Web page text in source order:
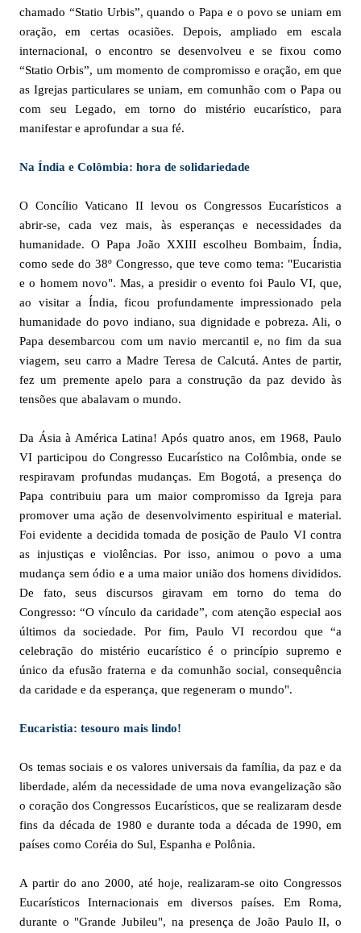
chamado “Statio Urbis”, quando o Papa e o povo se uniam em
oração, em certas ocasiões. Depois, ampliado em escala
internacional, o encontro se desenvolveu e se fixou como
“Statio Orbis”, um momento de compromisso e oração, em que
as Igrejas particulares se uniam, em comunhão com o Papa ou
com seu Legado, em torno do mistério eucarístico, para
manifestar e aprofundar a sua fé.
Na Índia e Colômbia: hora de solidariedade
O Concílio Vaticano II levou os Congressos Eucarísticos a
abrir-se, cada vez mais, às esperanças e necessidades da
humanidade. O Papa João XXIII escolheu Bombaim, Índia,
como sede do 38º Congresso, que teve como tema: "Eucaristia
e o homem novo". Mas, a presidir o evento foi Paulo VI, que,
ao visitar a Índia, ficou profundamente impressionado pela
humanidade do povo indiano, sua dignidade e pobreza. Ali, o
Papa desembarcou com um navio mercantil e, no fim da sua
viagem, seu carro a Madre Teresa de Calcutá. Antes de partir,
fez um premente apelo para a construção da paz devido às
tensões que abalavam o mundo.
Da Ásia à América Latina! Após quatro anos, em 1968, Paulo
VI participou do Congresso Eucarístico na Colômbia, onde se
respiravam profundas mudanças. Em Bogotá, a presença do
Papa contribuiu para um maior compromisso da Igreja para
promover uma ação de desenvolvimento espiritual e material.
Foi evidente a decidida tomada de posição de Paulo VI contra
as injustiças e violências. Por isso, animou o povo a uma
mudança sem ódio e a uma maior união dos homens divididos.
De fato, seus discursos giravam em torno do tema do
Congresso: “O vínculo da caridade”, com atenção especial aos
últimos da sociedade. Por fim, Paulo VI recordou que “a
celebração do mistério eucarístico é o princípio supremo e
único da efusão fraterna e da comunhão social, consequência
da caridade e da esperança, que regeneram o mundo".
Eucaristia: tesouro mais lindo!
Os temas sociais e os valores universais da família, da paz e da
liberdade, além da necessidade de uma nova evangelização são
o coração dos Congressos Eucarísticos, que se realizaram desde
fins da década de 1980 e durante toda a década de 1990, em
países como Coréia do Sul, Espanha e Polônia.
A partir do ano 2000, até hoje, realizaram-se oito Congressos
Eucarísticos Internacionais em diversos países. Em Roma,
durante o "Grande Jubileu", na presença de João Paulo II, o